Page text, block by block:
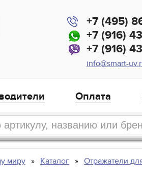
+7 (495)
+7 (916)
+7 (916)
info@smart-
Оплата
миру Каталог Отражатели